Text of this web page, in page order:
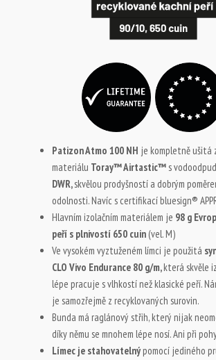
Patizon Atmo 100 NH je kompletně ušitá
materiálu Toray™ Airtastic™s
DWR,skvělou prodyšností a dobrým
odolnosti. Navíc s certifikací bluesign®
Hlavním izolačním materiálem je 98 g
peří s plnivostí 650 cuin (vel. M)
Ve vysokém vyztuženém límci je použitá
CLO Vivo Endurance 80 g/m,která skvěle
lépe pracuje s vlhkostí než klasické peří.
je samozřejmě z recyklovaných surovin.
Bunda má raglánový střih, který nijak
díky němu se mnohem lépe nosí. Ani při
Límec je stahovatelnýpomocí jediného